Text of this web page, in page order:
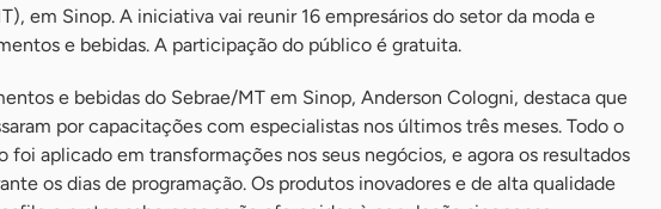
em Sinop. A iniciativa vai reunir 16 empresários do setor da moda e
e bebidas. A participação do público é gratuita.
e bebidas do Sebrae/MT em Sinop, Anderson Cologni, destaca que
por capacitações com especialistas nos últimos três meses. Todo o
aplicado em transformações nos seus negócios, e agora os resultados
os dias de programação. Os produtos inovadores e de alta qualidade